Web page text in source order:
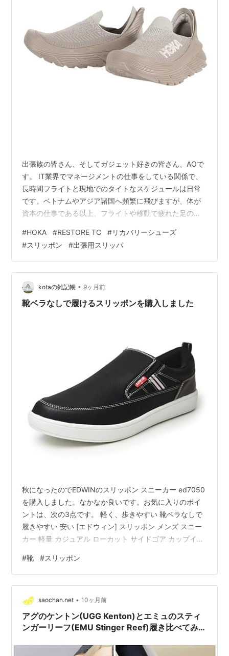
出張族の皆さん、そしてガジェット好きの皆さん、AOで
す。 IT業界でマネージメントの仕事をしている関係で、
長時間フライトと現地でのタイトなスケジュールは日常
です。ベトナムやアジア諸国へ頻繁に飛びますが、体が
資本の仕事である以上、フライトや移動で疲れた足のケ
資を惜しまないのに、自分の足元への投資を疎かにする
のか？」 最近、この疑問が頭から離れず、次の出張に向
けて「移動のストレスを最小化する究極のアイテム」を
探していました。そこで辿り着いたのが、HOKA（ホカ）
のリカバリーシューズ、「RESTORE TC（リストア ティ
ーシー）」です。 この記…
#HOKA #RESTORE TC #リカバリーシューズ
#スリッポン #出張用スリッパ
kotaの雑記帳 • 9ヶ月前
靴ベラなしで履けるスリッポンを購入しました
秋になったのでEDWINのスリッポン スニーカー ed7050
を購入しました。なかなか良いです。お気に入りのポイ
ントは、次の3点です。 軽く、歩きやすい 靴ベラなしで
履きやすい 安い [エドウィン] スリッポン メンズ スニー
カー 軽量 カジュアル ローカット サイドゴア カップイン
ドウィン) Amazon 暖かい時期はサンダルを履いていまし
たが、そろそろサンダルが寒くなってきました。紐靴は
歩きやすいですが、履くときに面倒なので、スリッポン
スニーカーを購入することにしました。 アマゾンで様々
な商品を見比べていると、…
#靴 #スリッポン
saochan.net • 10ヶ月前
アグのケントン(UGG Kenton)とエミュのスティ
ンガーリーフ(EMU Stinger Reef)履き比べてみた